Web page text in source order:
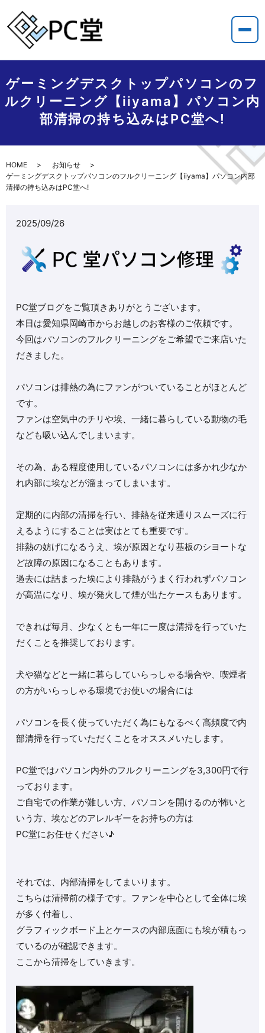
ゲーミングデスクトップパソコンのフ
ルクリーニング【iiyama】パソコン内
部清掃の持ち込みはPC堂へ!
HOME
お知らせ
ゲーミングデスクトップパソコンのフルクリーニング【iiyama】パソコン内部
清掃の持ち込みはPC堂へ!
2025/09/26
PC堂ブログをご覧頂きありがとうございます。
本日は愛知県岡崎市からお越しのお客様のご依頼です。
今回はパソコンのフルクリーニングをご希望でご来店いた
だきました。
パソコンは排熱の為にファンがついていることがほとんど
です。
ファンは空気中のチリや埃、一緒に暮らしている動物の毛
なども吸い込んでしまいます。
その為、ある程度使用しているパソコンには多かれ少なか
れ内部に埃などが溜まってしまいます。
定期的に内部の清掃を行い、排熱を従来通りスムーズに行
えるようにすることは実はとても重要です。
排熱の妨げになるうえ、埃が原因となり基板のシヨートな
ど故障の原因になることもあります。
過去には詰まった埃により排熱がうまく行われずパソコン
が高温になり、埃が発火して煙が出たケースもあります。
できれば毎月、少なくとも一年に一度は清掃を行っていた
だくことを推奨しております。
犬や猫などと一緒に暮らしていらっしゃる場合や、喫煙者
の方がいらっしゃる環境でお使いの場合には
パソコンを長く使っていただく為にもなるべく高頻度で内
部清掃を行っていただくことをオススメいたします。
PC堂ではパソコン内外のフルクリーニングを3,300円で行
っております。
ご自宅での作業が難しい方、パソコンを開けるのが怖いと
いう方、埃などのアレルギーをお持ちの方は
PC堂にお任せください♪
それでは、内部清掃をしてまいります。
こちらは清掃前の様子です。ファンを中心として全体に埃
が多く付着し、
グラフィックボード上とケースの内部底面にも埃が積もっ
ているのが確認できます。
ここから清掃をしていきます。